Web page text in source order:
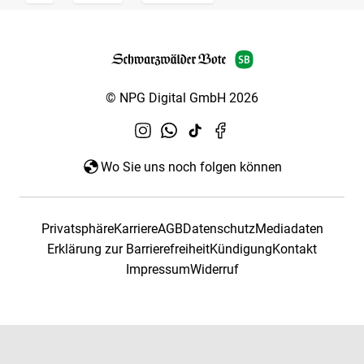
© NPG Digital GmbH 2026
Wo Sie uns noch folgen können
PrivatsphäreKarriereAGBDatenschutzMediadaten
Erklärung zur BarrierefreiheitKündigungKontakt
ImpressumWiderruf